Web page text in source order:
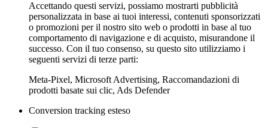
Accettando questi servizi, possiamo mostrarti pubblicità
personalizzata in base ai tuoi interessi, contenuti sponsorizzati
o promozioni per il nostro sito web o prodotti in base al tuo
comportamento di navigazione e di acquisto, misurandone il
successo. Con il tuo consenso, su questo sito utilizziamo i
seguenti servizi di terze parti:
Meta-Pixel, Microsoft Advertising, Raccomandazioni di
prodotti basate sui clic, Ads Defender
Conversion tracking esteso